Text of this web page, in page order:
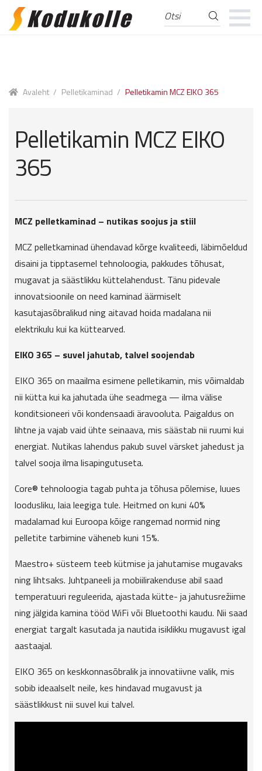
Skip
Skip
Otsi:
Avaleht / Pelletikaminad / Pelletikamin MCZ EIKO 365
Pelletikamin MCZ EIKO
365
MCZ pelletkaminad – nutikas soojus ja stiil
MCZ pelletkaminad ühendavad kõrge kvaliteedi, läbimõeldud
disaini ja tipptasemel tehnoloogia, pakkudes tõhusat,
mugavat ja säästlikku küttelahendust. Tänu pidevale
innovatsioonile on need kaminad äärmiselt
kasutajasõbralikud ning aitavad hoida madalana nii
elektrikulu kui ka küttearved.
EIKO 365 – suvel jahutab, talvel soojendab
EIKO 365 on maailma esimene pelletikamin, mis võimaldab
nii kütta kui ka jahutada ühe seadmega — ilma välise
konditsioneeri või kondensaadi äravooluta. Paigaldus on
lihtne ja vajab vaid ühte seinaava, mis säästab nii ruumi kui
energiat. Nutikas lahendus pakub suvel värsket jahedust ja
talvel sooja ilma lisapingutuseta.
Core® tehnoloogia tagab puhta ja tõhusa põlemise, luues
loodusliku, laia leegiga tule. Heitmed on kuni 40%
madalamad kui Euroopa kõige rangemad normid ning
pelletite tarbimine väheneb kuni 15%.
Maestro+ süsteem teeb kütmise ja jahutamise mugavaks
ning lihtsaks. Juhtpaneeli ja mobiilirakenduse abil saad
temperatuuri reguleerida, ajastada kütte- ja jahutusrežiime
ning jälgida kamina tööd WiFi või Bluetoothi kaudu. Nii saad
energiat targalt kasutada ja nautida isiklikku mugavust igal
aastaajal.
EIKO 365 on keskkonnasõbralik ja innovatiivne valik, mis
sobib ideaalselt neile, kes hindavad mugavust ja
säästlikkust nii suvel kui talvel.